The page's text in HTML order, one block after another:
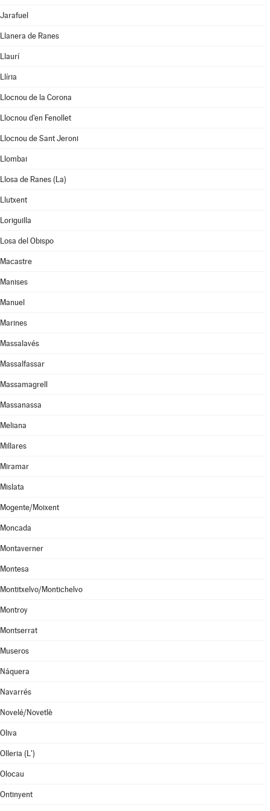
Jarafuel
Llanera de Ranes
Llaurí
Llíria
Llocnou de la Corona
Llocnou d'en Fenollet
Llocnou de Sant Jeroni
Llombai
Llosa de Ranes (La)
Llutxent
Loriguilla
Losa del Obispo
Macastre
Manises
Manuel
Marines
Massalavés
Massalfassar
Massamagrell
Massanassa
Meliana
Millares
Miramar
Mislata
Mogente/Moixent
Moncada
Montaverner
Montesa
Montitxelvo/Montichelvo
Montroy
Montserrat
Museros
Náquera
Navarrés
Novelé/Novetlè
Oliva
Olleria (L')
Olocau
Ontinyent